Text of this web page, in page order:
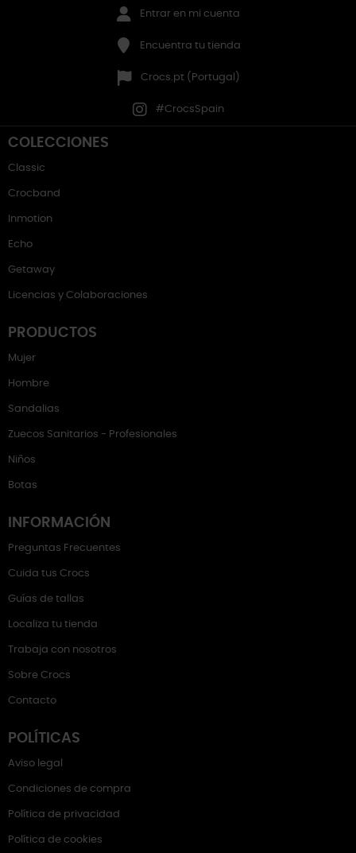
Entrar en mi cuenta
Encuentra tu tienda
Crocs.pt (Portugal)
#CrocsSpain
COLECCIONES
Classic
Crocband
Inmotion
Echo
Getaway
Licencias y Colaboraciones
PRODUCTOS
Mujer
Hombre
Sandalias
Zuecos Sanitarios - Profesionales
Niños
Botas
INFORMACIÓN
Preguntas Frecuentes
Cuida tus Crocs
Guías de tallas
Localiza tu tienda
Trabaja con nosotros
Sobre Crocs
Contacto
POLÍTICAS
Aviso legal
Condiciones de compra
Política de privacidad
Política de cookies